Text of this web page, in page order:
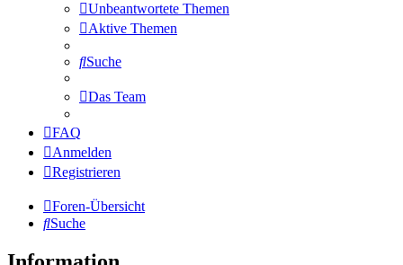
Unbeantwortete Themen
Aktive Themen
Suche
Das Team
FAQ
Anmelden
Registrieren
Foren-Übersicht
Suche